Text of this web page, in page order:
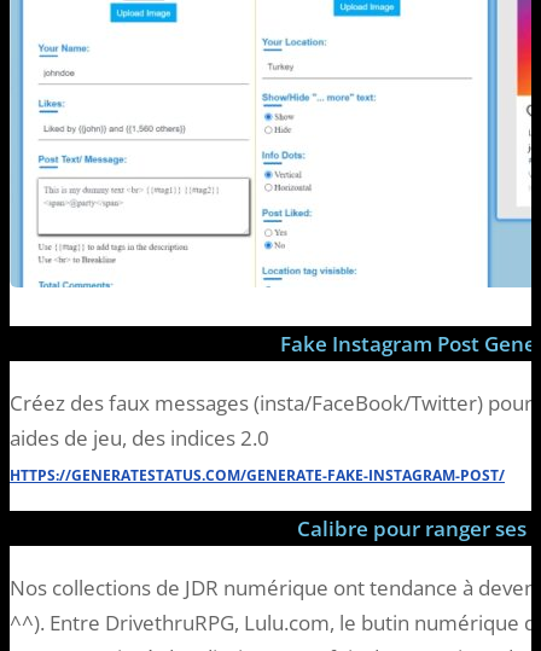
Fake Instagram Post
Créez des faux messages (insta/FaceBook/Twitter) pour
aides de jeu, des indices 2.0
HTTPS://GENERATESTATUS.COM/GENERATE-FAKE-INSTAGRAM-POST/
Calibre pour ranger ses
Nos collections de JDR numérique ont tendance à
^^). Entre DrivethruRPG, Lulu.com, le butin numérique